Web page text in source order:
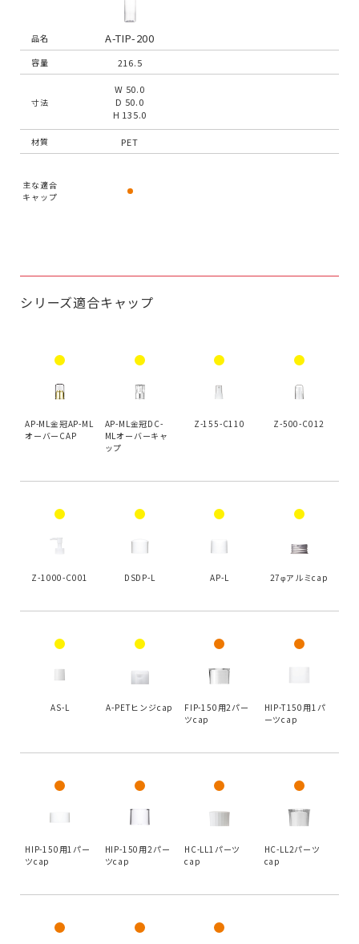
品名
容量
寸法
材質
主な適合
キャップ
A-TIP-200
216.5
W 50.0
D 50.0
H 135.0
PET
シリーズ適合キャップ
AP-ML金冠AP-ML
オーバーCAP
AP-ML金冠DC-
MLオーバーキャ
ップ
Z-155-C110 Z-500-C012
Z-1000-C001 DSDP-L AP-L 27φアルミcap
AS-L A-PETヒンジcap
FIP-150用2パー
ツcap
HIP-T150用1パ
ーツcap
HIP-150用1パー
ツcap
HIP-150用2パー
ツcap
HC-LL1パーツ
cap
HC-LL2パーツ
cap